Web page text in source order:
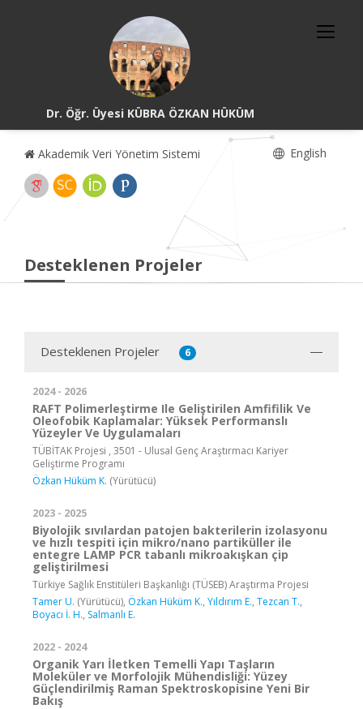
Dr. Öğr. Üyesi KÜBRA ÖZKAN HÜKÜM
Akademik Veri Yönetim Sistemi English
Desteklenen Projeler
Desteklenen Projeler 6
2024 - 2026
RAFT Polimerleştirme Ile Geliştirilen Amfifilik Ve
Oleofobik Kaplamalar: Yüksek Performanslı
Yüzeyler Ve Uygulamaları
TÜBİTAK Projesi , 3501 - Ulusal Genç Araştırmacı Kariyer
Geliştirme Programı
Özkan Hüküm K. (Yürütücü)
2023 - 2025
Biyolojik sıvılardan patojen bakterilerin izolasyonu
ve hızlı tespiti için mikro/nano partiküller ile
entegre LAMP PCR tabanlı mikroakışkan çip
geliştirilmesi
Türkiye Sağlık Enstitüleri Başkanlığı (TÜSEB) Araştırma Projesi
Tamer U. (Yürütücü), Özkan Hüküm K., Yıldırım E., Tezcan T.,
Boyacı İ. H., Salmanlı E.
2022 - 2024
Organik Yarı İletken Temelli Yapı Taşların
Moleküler ve Morfolojik Mühendisliği: Yüzey
Güçlendirilmiş Raman Spektroskopisine Yeni Bir
Bakış